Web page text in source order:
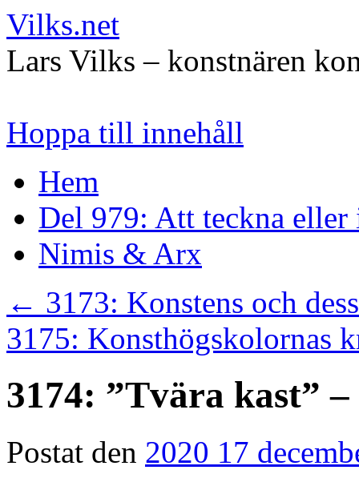
Vilks.net
Lars Vilks – konstnären
Hoppa till innehåll
Hem
Del 979: Att teckna eller
Nimis & Arx
← 3173: Konstens och
3175: Konsthögskolornas
3174: ”Tvära kast”
Postat den 2020 17